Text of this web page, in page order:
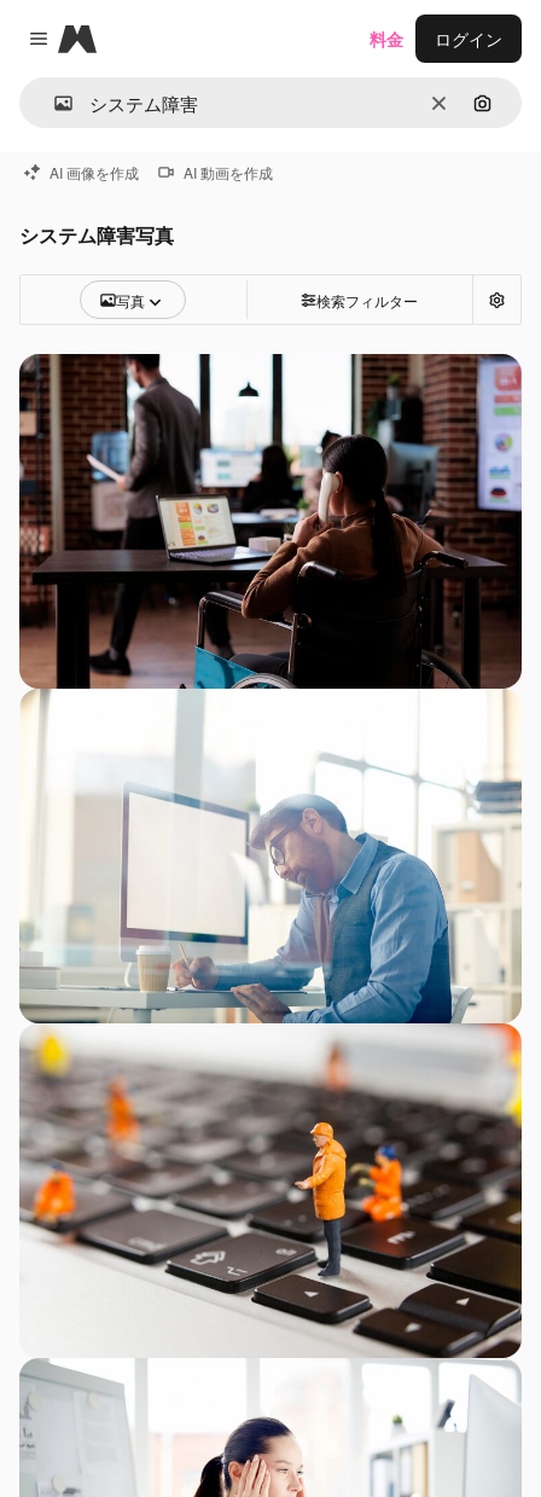
Close menu
Magnific
消去 画像で
料金 ログイン
AI 画像を作成 AI 動画を作成
システム障害写真
写真 検索フィルター